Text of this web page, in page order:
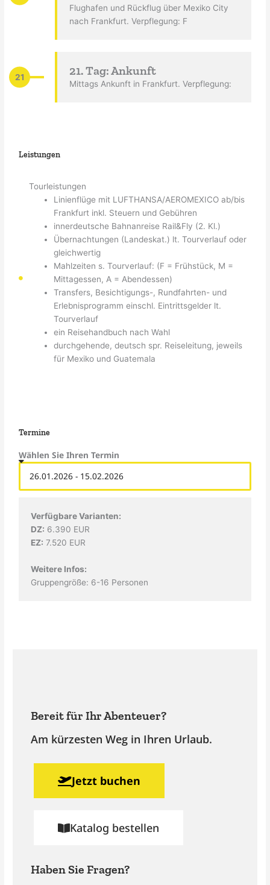
Flughafen und Rückflug über Mexiko City
nach Frankfurt. Verpflegung: F
21 21. Tag: Ankunft
Mittags Ankunft in Frankfurt. Verpflegung:
Leistungen
Tourleistungen
Linienflüge mit LUFTHANSA/AEROMEXICO ab/bis
Frankfurt inkl. Steuern und Gebühren
innerdeutsche Bahnanreise Rail&Fly (2. Kl.)
Übernachtungen (Landeskat.) lt. Tourverlauf oder
gleichwertig
Mahlzeiten s. Tourverlauf: (F = Frühstück, M =
Mittagessen, A = Abendessen)
Transfers, Besichtigungs-, Rundfahrten- und
Erlebnisprogramm einschl. Eintrittsgelder lt.
Tourverlauf
ein Reisehandbuch nach Wahl
durchgehende, deutsch spr. Reiseleitung, jeweils
für Mexiko und Guatemala
Termine
Wählen Sie Ihren Termin
Verfügbare Varianten:
DZ: 6.390 EUR
EZ: 7.520 EUR
Weitere Infos:
Gruppengröße: 6-16 Personen
Bereit für Ihr Abenteuer?
Am kürzesten Weg in Ihren Urlaub.
Jetzt buchen
Katalog bestellen
Haben Sie Fragen?